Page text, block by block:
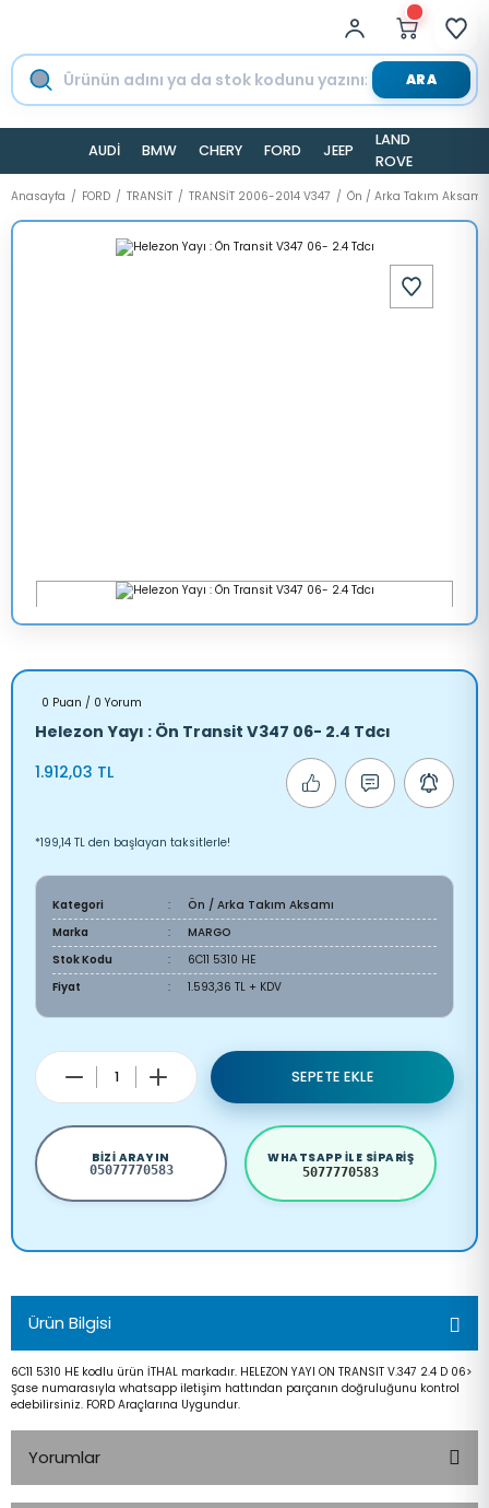
ARA
AUDİ BMW CHERY FORD JEEP
LAND
ROVER
Anasayfa FORD TRANSİT TRANSİT 2006-2014 V347 Ön / Arka Takım Aksamı
0 Puan / 0 Yorum
Helezon Yayı : Ön Transit V347 06- 2.4 Tdcı
1.912,03 TL
*199,14 TL den başlayan taksitlerle!
Kategori
Ön / Arka Takım Aksamı
Marka
MARGO
Stok Kodu
6C11 5310 HE
Fiyat
1.593,36 TL + KDV
SEPETE EKLE
BIZI ARAYIN
05077770583
WHATSAPP ILE SIPARIŞ
5077770583
Ürün Bilgisi
6C11 5310 HE kodlu ürün İTHAL markadır. HELEZON YAYI ON TRANSIT V.347 2.4 D 06>
Şase numarasıyla whatsapp iletişim hattından parçanın doğruluğunu kontrol
edebilirsiniz. FORD Araçlarına Uygundur.
Yorumlar